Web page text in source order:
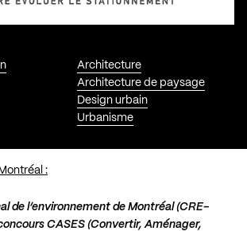
Architecture
Architecture de paysage
Design urbain
Urbanisme
:
de l’environnement de Montréal (CRE-
CASES (Convertir, Aménager,